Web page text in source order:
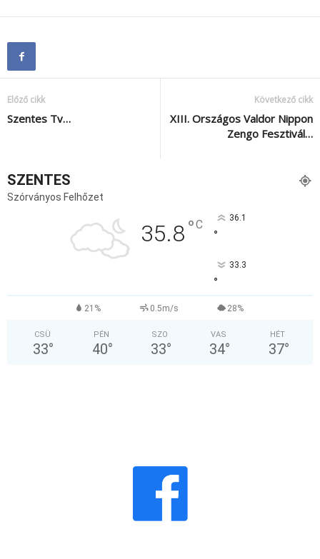
Előző cikk
Szentes Tv…
Következő cikk
XIII. Országos Valdor Nippon
Zengo Fesztivál…
SZENTES
Szórványos Felhőzet
35.8°C 36.1
°
33.3
°
21% 0.5m/s 28%
CSÜ
33°
PÉN
40°
SZO
33°
VAS
34°
HÉT
37°